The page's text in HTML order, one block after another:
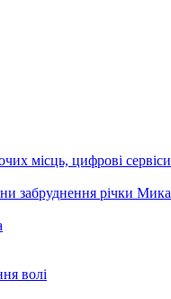
місць, цифрові сервіси
забруднення річки Мика
волі